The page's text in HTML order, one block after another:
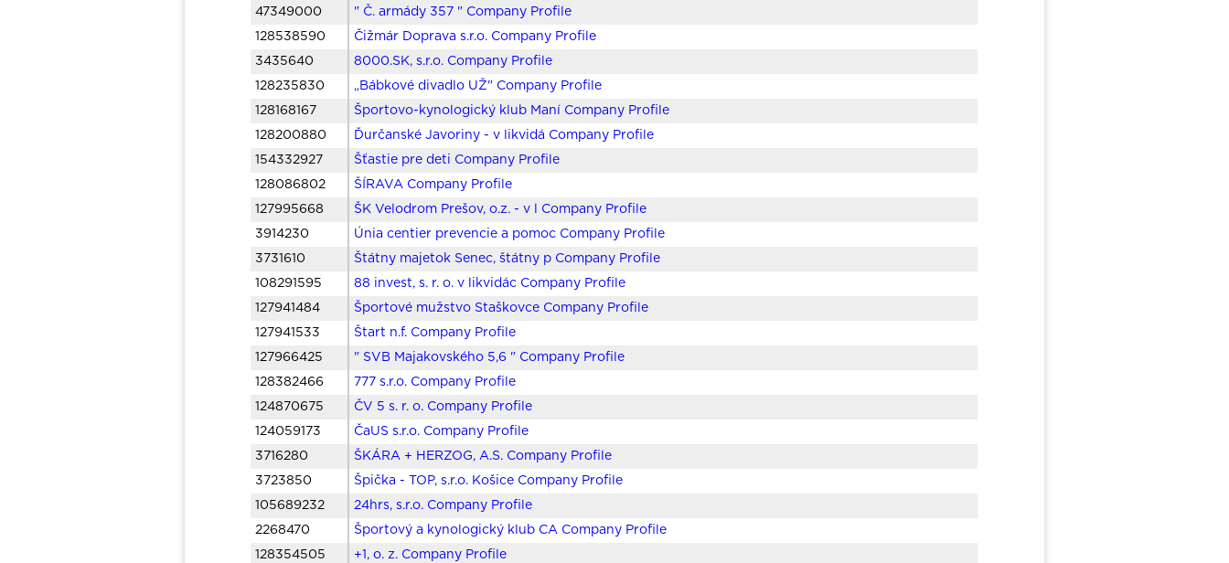
47349000
" Č. armády 357 " Company Profile
128538590
Čižmár Doprava s.r.o. Company Profile
3435640
8000.SK, s.r.o. Company Profile
128235830
„Bábkové divadlo UŽ" Company Profile
128168167
Športovo-kynologický klub Maní Company Profile
128200880
Ďurčanské Javoriny - v likvidá Company Profile
154332927
Šťastie pre deti Company Profile
128086802
ŠÍRAVA Company Profile
127995668
ŠK Velodrom Prešov, o.z. - v l Company Profile
3914230
Únia centier prevencie a pomoc Company Profile
3731610
Štátny majetok Senec, štátny p Company Profile
108291595
88 invest, s. r. o. v likvidác Company Profile
127941484
Športové mužstvo Staškovce Company Profile
127941533
Štart n.f. Company Profile
127966425
" SVB Majakovského 5,6 " Company Profile
128382466
777 s.r.o. Company Profile
124870675
ČV 5 s. r. o. Company Profile
124059173
ČaUS s.r.o. Company Profile
3716280
ŠKÁRA + HERZOG, A.S. Company Profile
3723850
Špička - TOP, s.r.o. Košice Company Profile
105689232
24hrs, s.r.o. Company Profile
2268470
Športový a kynologický klub CA Company Profile
128354505
+1, o. z. Company Profile